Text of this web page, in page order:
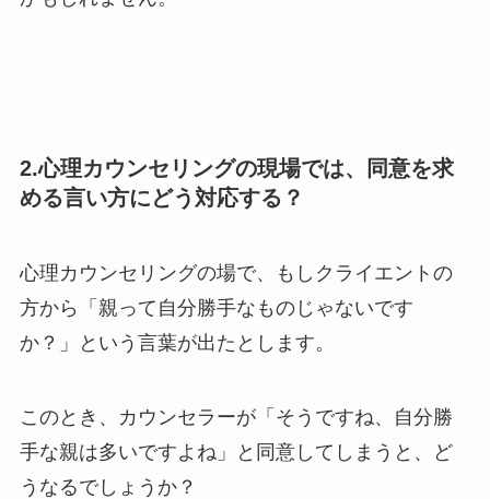
2.心理カウンセリングの現場では、同意を求
める言い方にどう対応する？
心理カウンセリングの場で、もしクライエントの
方から「親って自分勝手なものじゃないです
か？」という言葉が出たとします。
このとき、カウンセラーが「そうですね、自分勝
手な親は多いですよね」と同意してしまうと、ど
うなるでしょうか？